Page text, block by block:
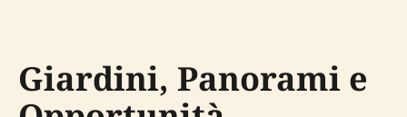
Giardini, Panorami e